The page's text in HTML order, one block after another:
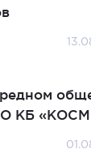
КБ